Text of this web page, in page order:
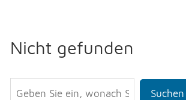
Nicht gefunden
Suchen